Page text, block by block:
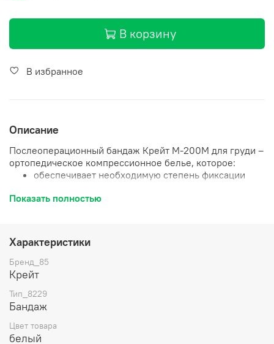
В корзину
В избранное
Описание
Послеоперационный бандаж Крейт М-200М для груди –
ортопедическое компрессионное белье, которое:
обеспечивает необходимую степень фиксации
нежелательного воздействия;
создает необходимую компрессию для
послеоперационного шва;
обеспечивает комфортное положение для
Показания к применению: Реабилитационный период
Показать полностью
Характеристики
Бренд_85
Крейт
Тип_8229
Бандаж
Цвет товара
белый